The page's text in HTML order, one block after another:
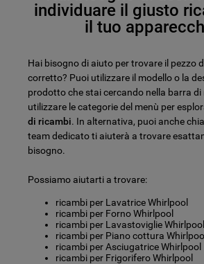
individuare il giusto
il tuo
Hai bisogno di aiuto per trovare il pezzo
corretto? Puoi utilizzare il modello o la
prodotto che stai cercando nella barra
utilizzare le categorie del menù per
di ricambi. In alternativa, puoi anche
team dedicato ti aiuterà a trovare
bisogno.
Possiamo aiutarti a trovare:
ricambi per Lavatrice Whirlpool
ricambi per Forno Whirlpool
ricambi per Lavastoviglie Whirlpool
ricambi per Piano cottura Whirlpool
ricambi per Asciugatrice Whirlpool
ricambi per Frigorifero Whirlpool